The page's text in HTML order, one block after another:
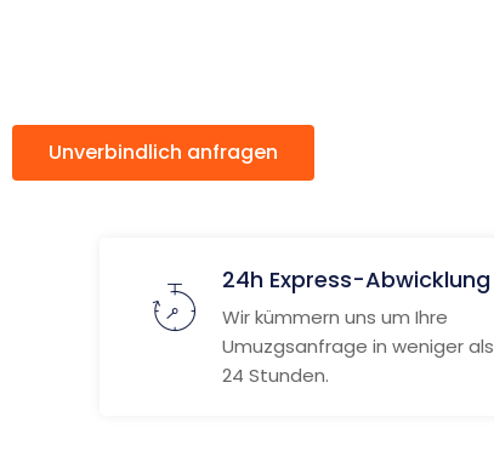
Unverbindlich anfragen
24h Express-Abwicklung
Wir kümmern uns um Ihre
Umuzgsanfrage in weniger als
24 Stunden.